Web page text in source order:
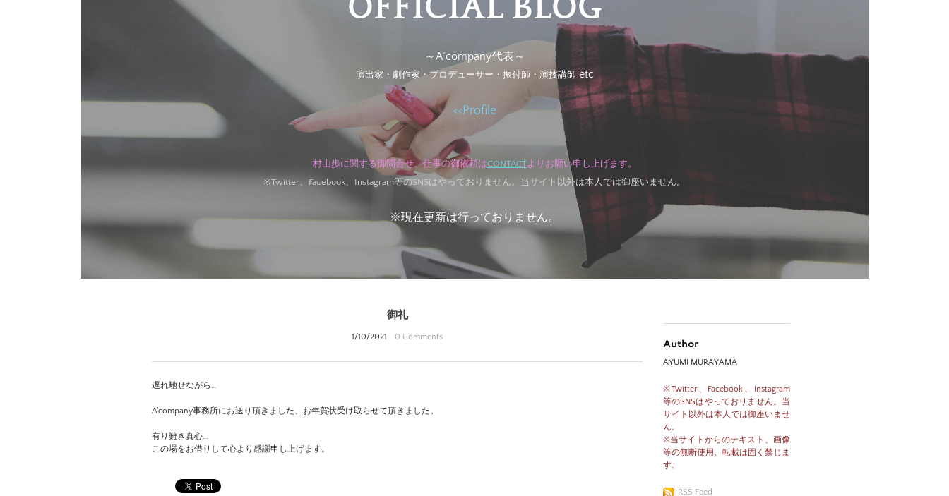
​OFFICIAL BLOG
～A´company代表～
演出家・劇作家・プロデューサー・振付師・演技講師etc
<<Profile
村山歩に関する御問合せ、仕事の御依頼はCONTACTより お願い申し上げます。
※Twitter、Facebook、Instagram等のSNSはやっておりません。当サイト以外は本人では御座いません。
※現在更新は行っておりません。
御礼
1/10/2021 0 Comments
遅れ馳せながら…
A'company事務所にお送り頂きました、お年賀状受け取らせて頂きました。
有り難き真心…
この場をお借りして心より感謝申し上げます。
Author
AYUMI MURAYAMA
※Twitter、Facebook、Instagram
等のSNSはやっておりません。当
サイト以外は本人では御座いませ
ん。
※当サイトからのテキスト、画像
等の無断使用、転載は固く禁じま
す。
RSS Feed